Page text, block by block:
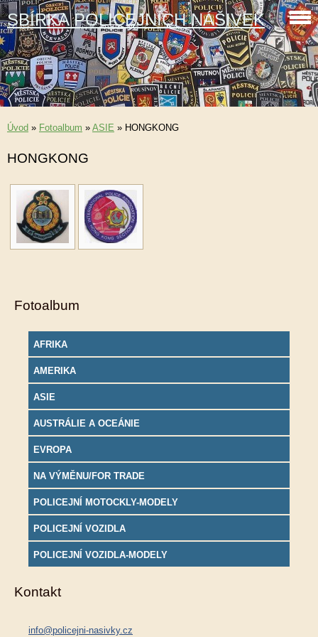
SBÍRKA POLICEJNÍCH NÁŠIVEK
Úvod » Fotoalbum » ASIE » HONGKONG
HONGKONG
Fotoalbum
AFRIKA
AMERIKA
ASIE
AUSTRÁLIE A OCEÁNIE
EVROPA
NA VÝMĚNU/FOR TRADE
POLICEJNÍ MOTOCKLY-MODELY
POLICEJNÍ VOZIDLA
POLICEJNÍ VOZIDLA-MODELY
Kontakt
info@policejni-nasivky.cz